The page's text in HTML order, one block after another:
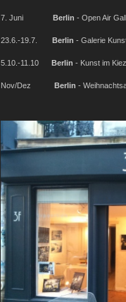
7. Juni Berlin - Open Air
23.6.-19.7. Berlin - Galerie
5.10.-11.10 Berlin - Kunst im
Nov/Dez Berlin -